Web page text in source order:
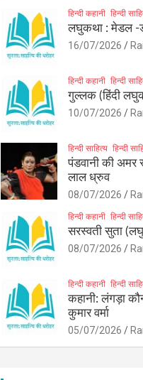
हिन्दी कहानी हिन्दी
लघुकथा : मेडल -
16/07/2026
हिन्दी कहानी हिन्दी
गुल्लक (हिंदी
10/07/2026
हिन्दी साहित्य हिन्दी
पंडवानी की अमर
लाल ध्रुव
08/07/2026
हिन्दी कहानी हिन्दी
सरस्वती सुता
08/07/2026
हिन्दी कहानी हिन्दी
कहानी: लंगड़ा
कुमार वर्मा
05/07/2026